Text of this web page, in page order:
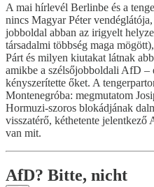
A mai hírlevél Berlinbe és a
nincs Magyar Péter
jobboldal abban az irigyelt
társadalmi többség maga
Párt és milyen kiutakat látnak
amikbe a szélsőjobboldali AfD –
kényszerítette őket. A
Montenegróba: megmutatom
Hormuzi-szoros blokádjának
visszatérő, kéthetente
van mit.
AfD? Bitte, nicht